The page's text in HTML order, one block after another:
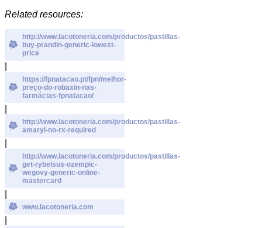
Related resources:
http://www.lacotoneria.com/productos/pastillas-
buy-prandin-generic-lowest-
price
https://fpnatacao.pt/fpn/melhor-
preço-do-robaxin-nas-
farmácias-fpnatacao/
http://www.lacotoneria.com/productos/pastillas-
amaryl-no-rx-required
http://www.lacotoneria.com/productos/pastillas-
get-rybelsus-ozempic-
wegovy-generic-online-
mastercard
www.lacotoneria.com